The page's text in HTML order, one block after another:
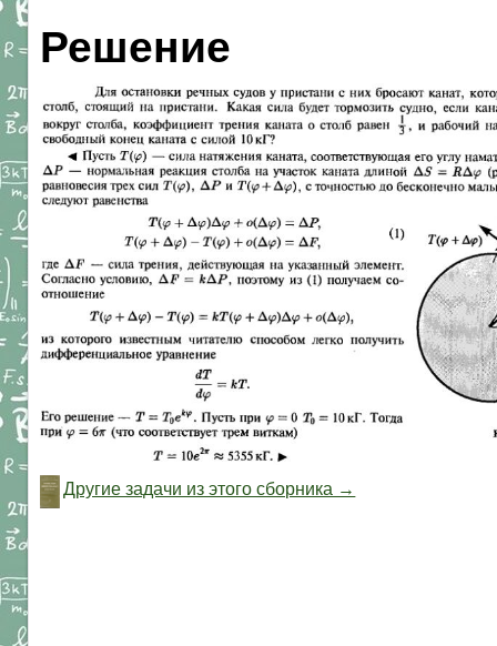
Решение
Другие задачи из этого сборника →